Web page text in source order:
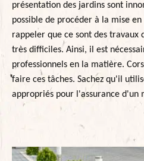
présentation des jardins sont
possible de procéder à la mise
rappeler que ce sont des
très difficiles. Ainsi, il est
professionnels en la matière.
faire ces tâches. Sachez qu'il
appropriés pour l'assurance d'un